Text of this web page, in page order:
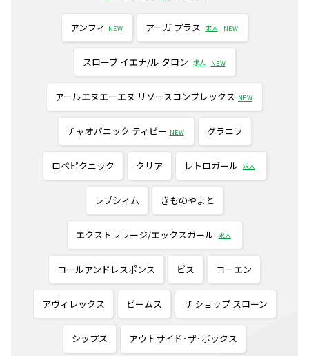
アンフィ NEW アーガ プラス 求人 NEW
スローブ イエナ/ル タロン 求人 NEW
アールエヌエーエヌ リソースコンプレックス NEW
チャオパニック ティピー NEW グラニフ
ロペピクニック クリア レトロガール 求人
レプシィム きものやまと
エクストララージ/エックスガール 求人
コールアンドレスポンス ビス コーエン
アヴィレックス ビームス ザ ショップ スローン
シップス アウトサイド･ザ･ボックス